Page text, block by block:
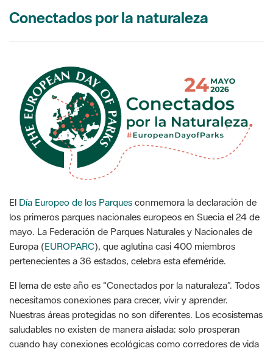
Conectados por la naturaleza
El Día Europeo de los Parques conmemora la declaración de
los primeros parques nacionales europeos en Suecia el 24 de
mayo. La Federación de Parques Naturales y Nacionales de
Europa (EUROPARC), que aglutina casi 400 miembros
pertenecientes a 36 estados, celebra esta efeméride.
El lema de este año es “Conectados por la naturaleza”. Todos
necesitamos conexiones para crecer, vivir y aprender.
Nuestras áreas protegidas no son diferentes. Los ecosistemas
saludables no existen de manera aislada: solo prosperan
cuando hay conexiones ecológicas como corredores de vida